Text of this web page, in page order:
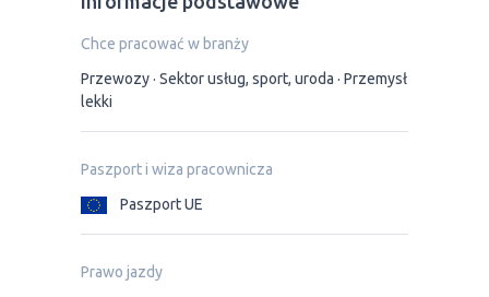
Chce pracować w branży
Przewozy Sektor usług, sport, uroda
Przemysł
lekki
Paszport i wiza pracownicza
Paszport UE
Prawo jazdy